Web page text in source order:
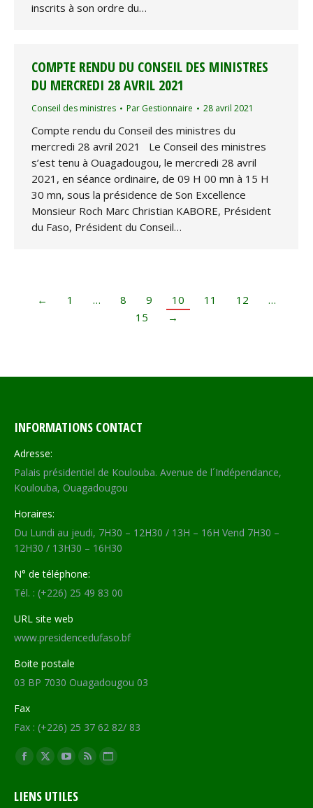
inscrits à son ordre du…
COMPTE RENDU DU CONSEIL DES MINISTRES
DU MERCREDI 28 AVRIL 2021
Conseil des ministres Par Gestionnaire 28 avril 2021
Compte rendu du Conseil des ministres du
mercredi 28 avril 2021 Le Conseil des ministres
s’est tenu à Ouagadougou, le mercredi 28 avril
2021, en séance ordinaire, de 09 H 00 mn à 15 H
30 mn, sous la présidence de Son Excellence
Monsieur Roch Marc Christian KABORE, Président
du Faso, Président du Conseil…
← 1 … 8 9 10 11 12
…
15
→
INFORMATIONS CONTACT
Adresse:
Palais présidentiel de Koulouba. Avenue de l´Indépendance,
Koulouba, Ouagadougou
Horaires:
Du Lundi au jeudi, 7H30 – 12H30 / 13H – 16H Vend 7H30 –
12H30 / 13H30 – 16H30
N° de téléphone:
Tél. : (+226) 25 49 83 00
URL site web
www.presidencedufaso.bf
Boite postale
03 BP 7030 Ouagadougou 03
Fax
Fax : (+226) 25 37 62 82/ 83
Trouvez nous sur :
Facebook
opens
X
opens
YouTube
opens
RSS Site
LIENS UTILES